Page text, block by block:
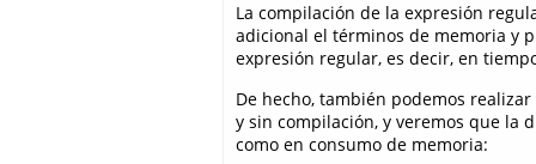
La compilación de la expresión
adicional el términos de memoria y
expresión regular, es decir, en
De hecho, también podemos
y sin compilación, y veremos que la
como en consumo de memoria: